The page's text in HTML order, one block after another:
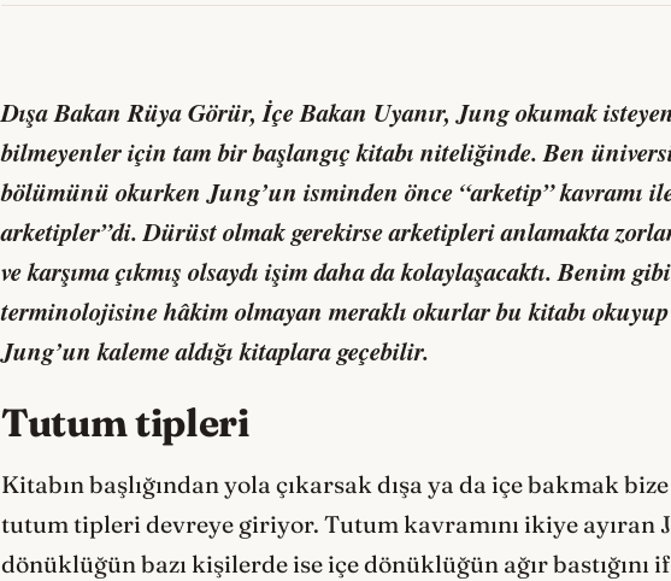
Dışa Bakan Rüya Görür, İçe Bakan Uyanır, Jung okumak
bilmeyenler için tam bir başlangıç kitabı niteliğinde. Ben
bölümünü okurken Jung’un isminden önce “arketip” kavramı
arketipler”di. Dürüst olmak gerekirse arketipleri anlamakta
ve karşıma çıkmış olsaydı işim daha da kolaylaşacaktı. Benim
terminolojisine hâkim olmayan meraklı okurlar bu kitabı
Jung’un kaleme aldığı kitaplara geçebilir.
Tutum tipleri
Kitabın başlığından yola çıkarsak dışa ya da içe bakmak
tutum tipleri devreye giriyor. Tutum kavramını ikiye ayıran
dönüklüğün bazı kişilerde ise içe dönüklüğün ağır bastığını